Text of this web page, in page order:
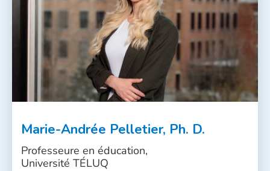
Marie-Andrée Pelletier, Ph. D.
Professeure en éducation,
Université TÉLUQ